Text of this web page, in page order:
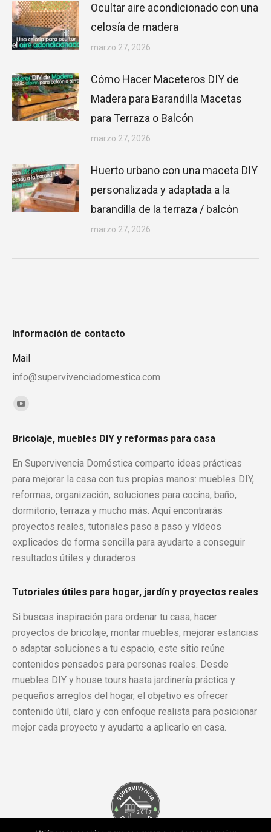
Ocultar aire acondicionado con una
celosía de madera
marzo 27, 2026
Cómo Hacer Maceteros DIY de
Madera para Barandilla Macetas
para Terraza o Balcón
marzo 27, 2026
Huerto urbano con una maceta DIY
personalizada y adaptada a la
barandilla de la terraza / balcón
marzo 27, 2026
Información de contacto
Mail
info@supervivenciadomestica.com
Encuéntranos en:
YouTube
opens
in
window
Bricolaje, muebles DIY y reformas para casa
En Supervivencia Doméstica comparto ideas prácticas
para mejorar la casa con tus propias manos: muebles DIY,
reformas, organización, soluciones para cocina, baño,
dormitorio, terraza y mucho más. Aquí encontrarás
proyectos reales, tutoriales paso a paso y vídeos
explicados de forma sencilla para ayudarte a conseguir
resultados útiles y duraderos.
Tutoriales útiles para hogar, jardín y proyectos reales
Si buscas inspiración para ordenar tu casa, hacer
proyectos de bricolaje, montar muebles, mejorar estancias
o adaptar soluciones a tu espacio, este sitio reúne
contenidos pensados para personas reales. Desde
muebles DIY y house tours hasta jardinería práctica y
pequeños arreglos del hogar, el objetivo es ofrecer
contenido útil, claro y con enfoque realista para posicionar
mejor cada proyecto y ayudarte a aplicarlo en casa.